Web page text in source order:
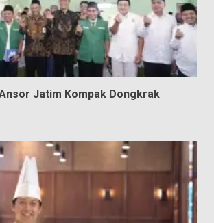
Jatim Kompak Dongkrak